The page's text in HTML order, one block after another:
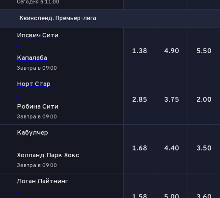
Сегодня в 11:00
Квинсленд. Премьер-лига
Ипсвич Сити
-
Капалаба
Завтра в 09:00
1.38 4.90 5.50
Норт Стар
-
Робина Сити
Завтра в 09:00
2.85 3.75 2.00
Кабулчер
-
Холланд Парк Хокс
Завтра в 09:00
1.68 4.40 3.50
Логан Лайтнинг
-